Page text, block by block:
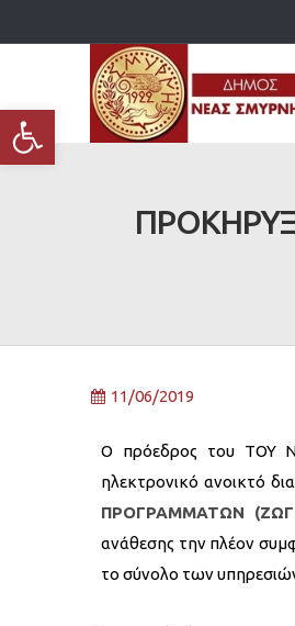
Ανοίξτε τη γραμμή εργαλείων
11/06/2019
Ο πρόεδρος του ΤΟΥ
ηλεκτρονικό ανοικτό
ΠΡΟΓΡΑΜΜΑΤΩΝ
ανάθεσης την πλέον
το σύνολο των